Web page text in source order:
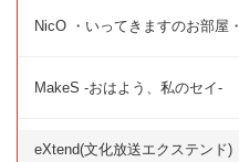
NicO ・いってきますのお部屋・
MakeS -おはよう、私のセイ-
eXtend(文化放送エクステンド)